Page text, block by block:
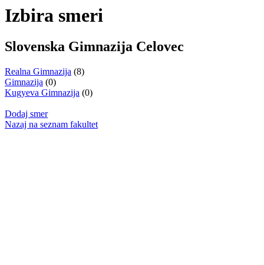
Izbira smeri
Slovenska Gimnazija Celovec
Realna Gimnazija (8)
Gimnazija (0)
Kugyeva Gimnazija (0)
Dodaj smer
Nazaj na seznam fakultet